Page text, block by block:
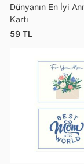
Dünyanın En İyi
Kartı
59TL